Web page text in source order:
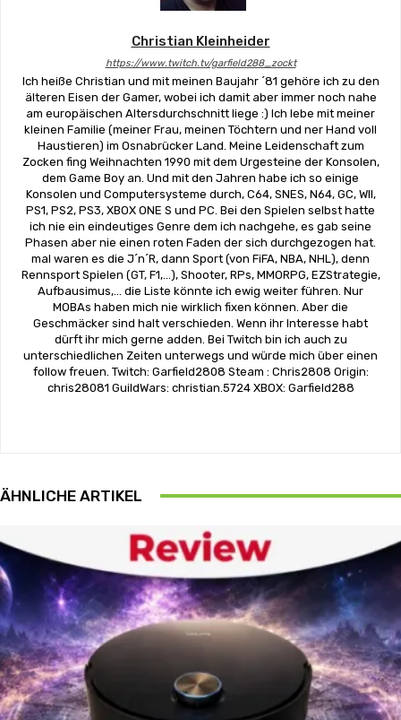
Christian Kleinheider
https://www.twitch.tv/garfield288_zockt
Ich heiße Christian und mit meinen Baujahr ´81 gehöre ich zu den
älteren Eisen der Gamer, wobei ich damit aber immer noch nahe
am europäischen Altersdurchschnitt liege :) Ich lebe mit meiner
kleinen Familie (meiner Frau, meinen Töchtern und ner Hand voll
Haustieren) im Osnabrücker Land. Meine Leidenschaft zum
Zocken fing Weihnachten 1990 mit dem Urgesteine der Konsolen,
dem Game Boy an. Und mit den Jahren habe ich so einige
Konsolen und Computersysteme durch, C64, SNES, N64, GC, WII,
PS1, PS2, PS3, XBOX ONE S und PC. Bei den Spielen selbst hatte
ich nie ein eindeutiges Genre dem ich nachgehe, es gab seine
Phasen aber nie einen roten Faden der sich durchgezogen hat.
mal waren es die J´n´R, dann Sport (von FiFA, NBA, NHL), denn
Rennsport Spielen (GT, F1,...), Shooter, RPs, MMORPG, EZStrategie,
Aufbausimus,... die Liste könnte ich ewig weiter führen. Nur
MOBAs haben mich nie wirklich fixen können. Aber die
Geschmäcker sind halt verschieden. Wenn ihr Interesse habt
dürft ihr mich gerne adden. Bei Twitch bin ich auch zu
unterschiedlichen Zeiten unterwegs und würde mich über einen
follow freuen. Twitch: Garfield2808 Steam : Chris2808 Origin:
chris28081 GuildWars: christian.5724 XBOX: Garfield288
ÄHNLICHE ARTIKEL